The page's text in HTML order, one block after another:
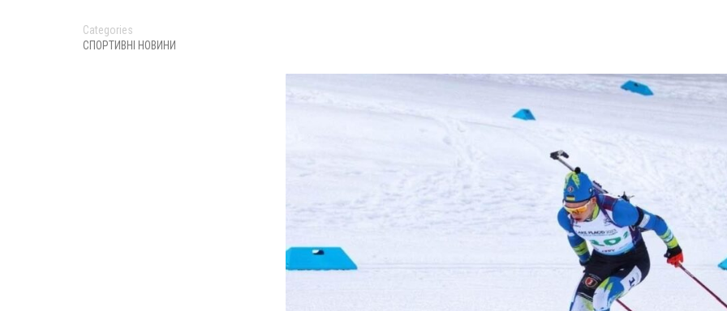
Categories
СПОРТИВНІ НОВИНИ